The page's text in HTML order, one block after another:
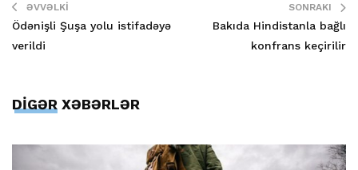
ƏVVƏLKI
Ödənişli Şuşa yolu istifadəyə
verildi
SONRAKI
Bakıda Hindistanla bağlı
konfrans keçirilir
DİGƏR XƏBƏRLƏR